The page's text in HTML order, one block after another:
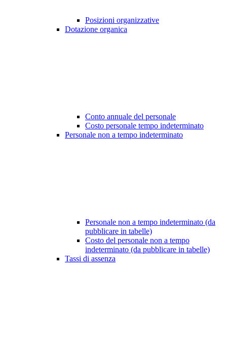
Posizioni organizzative
Dotazione organica
Conto annuale del personale
Costo personale tempo indeterminato
Personale non a tempo indeterminato
Personale non a tempo indeterminato (da
pubblicare in tabelle)
Costo del personale non a tempo
indeterminato (da pubblicare in tabelle)
Tassi di assenza